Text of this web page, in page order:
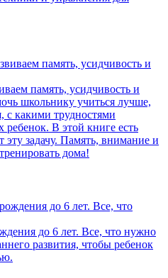
память, усидчивость и
школьнику учиться лучше,
с какими трудностями
ребенок. В этой книге есть
эту задачу. Память, внимание и
дома!
до 6 лет. Все, что нужно
развития, чтобы ребенок